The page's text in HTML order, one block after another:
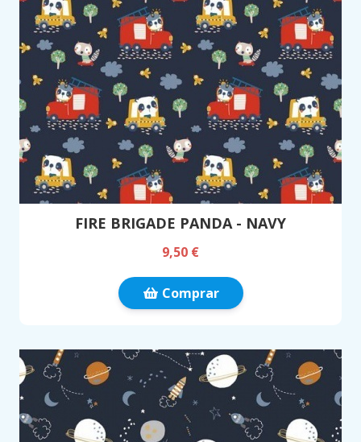
FIRE BRIGADE PANDA - NAVY
9,50 €
Comprar